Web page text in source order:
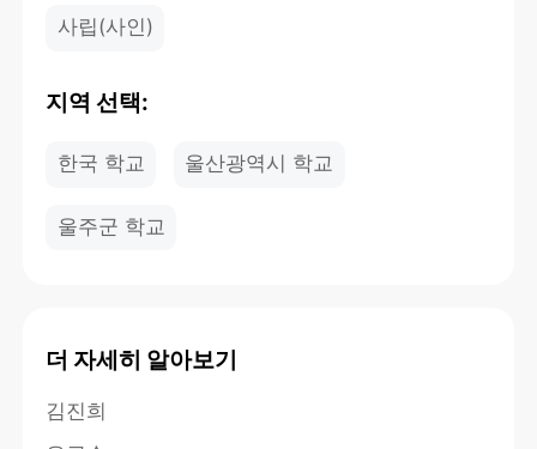
사립(사인)
지역 선택:
한국 학교 울산광역시 학교
울주군 학교
더 자세히 알아보기
김진희